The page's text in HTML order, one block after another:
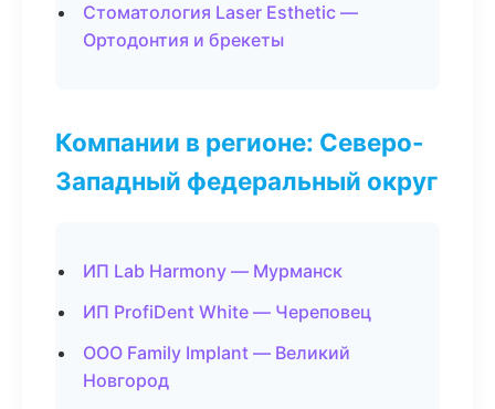
Стоматология Laser Esthetic —
Ортодонтия и брекеты
Компании в регионе: Северо-
Западный федеральный округ
ИП Lab Harmony — Мурманск
ИП ProfiDent White — Череповец
ООО Family Implant — Великий
Новгород